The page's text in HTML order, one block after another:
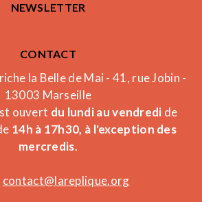
NEWSLETTER
CONTACT
la Belle de Mai - 41, rue Jobin -
13003 Marseille
ouvert du lundi au vendredi de
14h à 17h30, à l'exception des
mercredis.
contact@lareplique.org